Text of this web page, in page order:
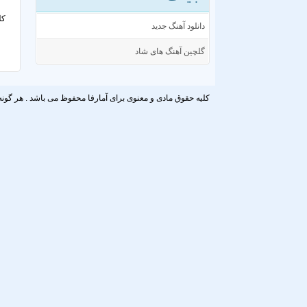
دانلود آهنگ جدید
گلچین آهنگ های شاد
کلیه حقوق مادی و معنوی برای آمارفا محفوظ می باشد . هر